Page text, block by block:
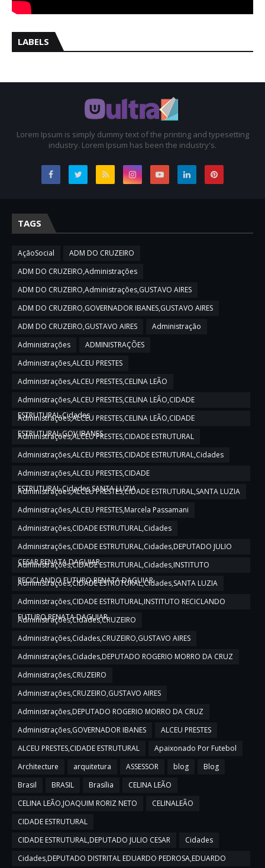
LABELS
Lorem Ipsum is simply dummy text of the printing and typesetting
industry. Lorem Ipsum has been the industry's.
TAGS
AçãoSocial
ADM DO CRUZEIRO
ADM DO CRUZEIRO,Administrações
ADM DO CRUZEIRO,Administrações,GUSTAVO AIRES
ADM DO CRUZEIRO,GOVERNADOR IBANES,GUSTAVO AIRES
ADM DO CRUZEIRO,GUSTAVO AIRES
Administração
Administrações
ADMINISTRAÇÕES
Administrações,ALCEU PRESTES
Administrações,ALCEU PRESTES,CELINA LEÃO
Administrações,ALCEU PRESTES,CELINA LEÃO,CIDADE
ESTRUTURAL,Cidades
Administrações,ALCEU PRESTES,CELINA LEÃO,CIDADE
ESTRUTURAL,GOV IBANES
Administrações,ALCEU PRESTES,CIDADE ESTRUTURAL
Administrações,ALCEU PRESTES,CIDADE ESTRUTURAL,Cidades
Administrações,ALCEU PRESTES,CIDADE
ESTRUTURAL,Cidades,SANTA LUZIA
Administrações,ALCEU PRESTES,CIDADE ESTRUTURAL,SANTA LUZIA
Administrações,ALCEU PRESTES,Marcela Passamani
Administrações,CIDADE ESTRUTURAL,Cidades
Administrações,CIDADE ESTRUTURAL,Cidades,DEPUTADO JULIO
CESAR,RENATA DAGUIAR
Administrações,CIDADE ESTRUTURAL,Cidades,INSTITUTO
RECICLANDO FUTURO,RENATA DAGUIAR
Administrações,CIDADE ESTRUTURAL,Cidades,SANTA LUZIA
Administrações,CIDADE ESTRUTURAL,INSTITUTO RECICLANDO
FUTURO,RENATA DAGUIAR
Administrações,Cidades,CRUZEIRO
Administrações,Cidades,CRUZEIRO,GUSTAVO AIRES
Administrações,Cidades,DEPUTADO ROGERIO MORRO DA CRUZ
Administrações,CRUZEIRO
Administrações,CRUZEIRO,GUSTAVO AIRES
Administrações,DEPUTADO ROGERIO MORRO DA CRUZ
Administrações,GOVERNADOR IBANES
ALCEU PRESTES
ALCEU PRESTES,CIDADE ESTRUTURAL
Apaixonado Por Futebol
Architecture
arquitetura ASSESSOR blog
Blog
Brasil
BRASIL Brasília
CELINA LEÃO
CELINA LEÃO,JOAQUIM RORIZ NETO
CELINALEÃO
CIDADE ESTRUTURAL
CIDADE ESTRUTURAL,DEPUTADO JULIO CESAR
Cidades
Cidades,DEPUTADO DISTRITAL EDUARDO PEDROSA,EDUARDO